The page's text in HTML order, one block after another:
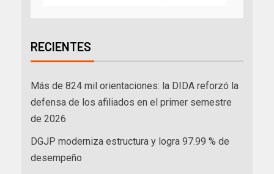
RECIENTES
Más de 824 mil orientaciones: la DIDA reforzó la
defensa de los afiliados en el primer semestre
de 2026
DGJP moderniza estructura y logra 97.99 % de
desempeño